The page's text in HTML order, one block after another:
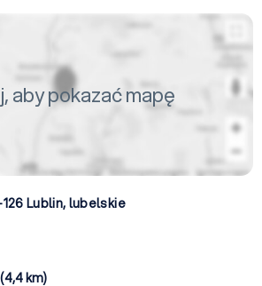
aby pokazać mapę
Lublin, lubelskie
km)